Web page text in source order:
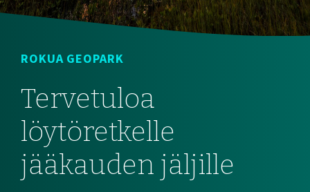
ROKUA GEOPARK
Tervetuloa
löytöretkelle
jääkauden jäljille